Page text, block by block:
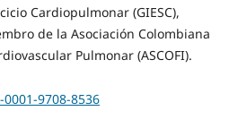
Cardiopulmonar (GIESC),
de la Asociación Colombiana
Pulmonar (ASCOFI).
9708-8536